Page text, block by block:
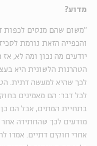
מדוע?
"משום שהם מנסים לכפות
והכפייה הזאת גורמת
יודעים מה נכון ומה לא,
הטהרנות הלשונית היא
לכך שהיא למעשה דתית.
לכל דבר: הם מאמינים
בתחיית המתים, אבל הם
מודעים לכך שהחתירה
אחרי חוקים דתיים. אמרו